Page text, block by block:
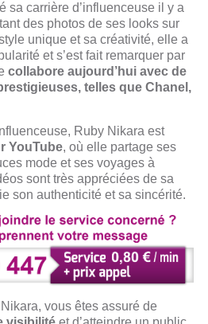
sa carrière d’influenceuse il y a
des photos de ses looks sur
unique et sa créativité, elle a
et s’est fait remarquer par
collabore aujourd’hui avec de
telles que Chanel,
Ruby Nikara est
YouTube, où elle partage ses
mode et ses voyages à
sont très appréciées de sa
son authenticité et sa sincérité.
vous êtes assuré de